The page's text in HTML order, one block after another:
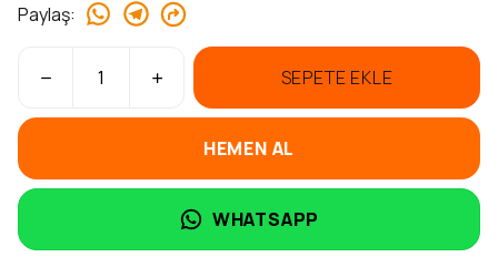
Paylaş:
SEPETE EKLE
HEMEN AL
WHATSAPP